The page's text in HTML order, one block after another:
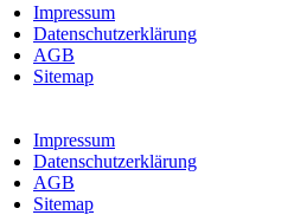
Impressum
Datenschutzerklärung
AGB
Sitemap
Impressum
Datenschutzerklärung
AGB
Sitemap